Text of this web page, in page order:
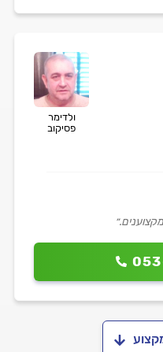
ולדימר
פסיקוב